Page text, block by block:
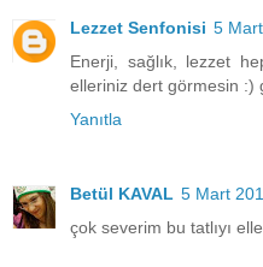
Lezzet Senfonisi 5
Enerji, sağlık, lezzet
elleriniz dert görmesin :)
Yanıtla
Betül KAVAL 5 Mart
çok severim bu tatlıyı